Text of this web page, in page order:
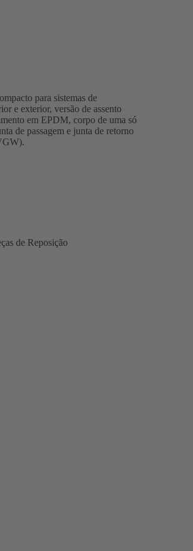
para sistemas de
e exterior, versão de assento
em EPDM, corpo de uma só
de passagem e junta de retorno
de Reposição